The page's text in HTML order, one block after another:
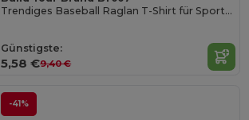
Trendiges Baseball Raglan T-Shirt für Sportfans
Günstigste:
5,58 €9,40 €
-41%